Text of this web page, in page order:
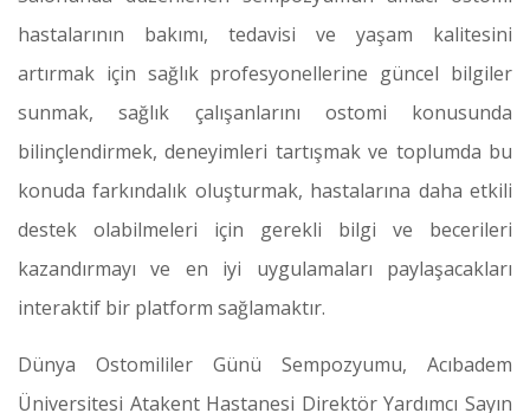
hastalarının bakımı, tedavisi ve yaşam kalitesini
artırmak için sağlık profesyonellerine güncel bilgiler
sunmak, sağlık çalışanlarını ostomi konusunda
bilinçlendirmek, deneyimleri tartışmak ve toplumda bu
konuda farkındalık oluşturmak, hastalarına daha etkili
destek olabilmeleri için gerekli bilgi ve becerileri
kazandırmayı ve en iyi uygulamaları paylaşacakları
interaktif bir platform sağlamaktır.
Dünya Ostomililer Günü Sempozyumu, Acıbadem
Üniversitesi Atakent Hastanesi Direktör Yardımcı Sayın